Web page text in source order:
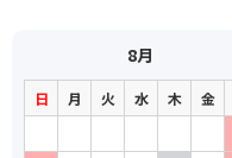
8月
日 月 火 水 木 金